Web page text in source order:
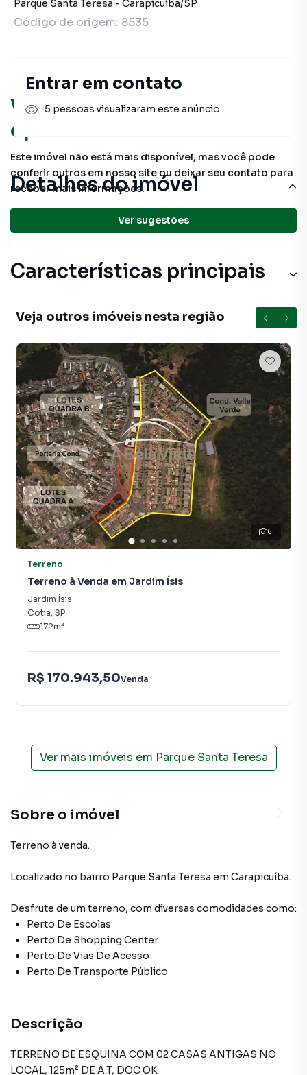
Você pode encontrar novas
oportunidades!
Este imóvel não está mais disponível, mas você pode
conferir outros em nosso site ou deixar seu contato para
receber mais informações.
Ver sugestões
Detalhes do imóvel
Características principais
Veja outros imóveis nesta região
6
Terreno
Terreno à Venda em Jardim Ísis
Jardim Ísis
Cotia, SP
172m²
R$ 170.943,50Venda
Ver mais imóveis em Parque Santa Teresa
Sobre o imóvel
Terreno à venda.
Localizado no bairro Parque Santa Teresa em Carapicuíba.
Desfrute de um terreno, com diversas comodidades como:
Perto De Escolas
Perto De Shopping Center
Perto De Vias De Acesso
Perto De Transporte Público
Descrição
TERRENO DE ESQUINA COM 02 CASAS ANTIGAS NO
LOCAL, 125m² DE A.T, DOC OK
Parque Santa Teresa - Carapicuíba/SP
Código de origem: 8535
Entrar em contato
5 pessoas visualizaram este anúncio